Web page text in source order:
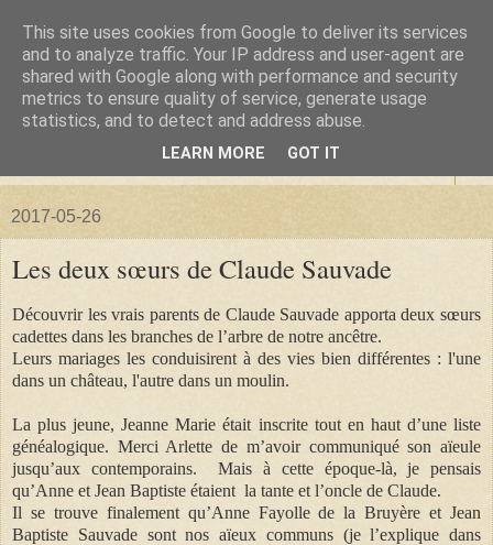
La forêt de Briqueloup
"Nous deviendrons des histoires pour nos enfants"
2017-05-26
Les deux sœurs de Claude Sauvade
Découvrir les vrais parents de Claude Sauvade apporta deux sœurs
cadettes dans les branches de l’arbre de notre ancêtre.
Leurs mariages les conduisirent à des vies bien différentes : l'une
dans un château, l'autre dans un moulin.
La plus jeune, Jeanne Marie était inscrite tout en haut d’une liste
généalogique. Merci Arlette de m’avoir communiqué son aïeule
jusqu’aux contemporains. Mais à cette époque-là, je pensais
qu’Anne et Jean Baptiste étaient la tante et l’oncle de Claude.
Il se trouve finalement qu’Anne Fayolle de la Bruyère et Jean
Baptiste Sauvade sont nos aïeux communs (je l’explique dans
This site uses cookies from Google to deliver its services
and to analyze traffic. Your IP address and user-agent are
shared with Google along with performance and security
metrics to ensure quality of service, generate usage
statistics, and to detect and address abuse.
LEARN MORE GOT IT